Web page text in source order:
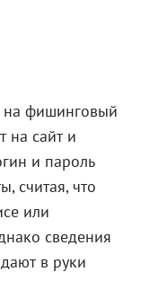
на фишинговый
на сайт и
и пароль
считая, что
или
сведения
в руки